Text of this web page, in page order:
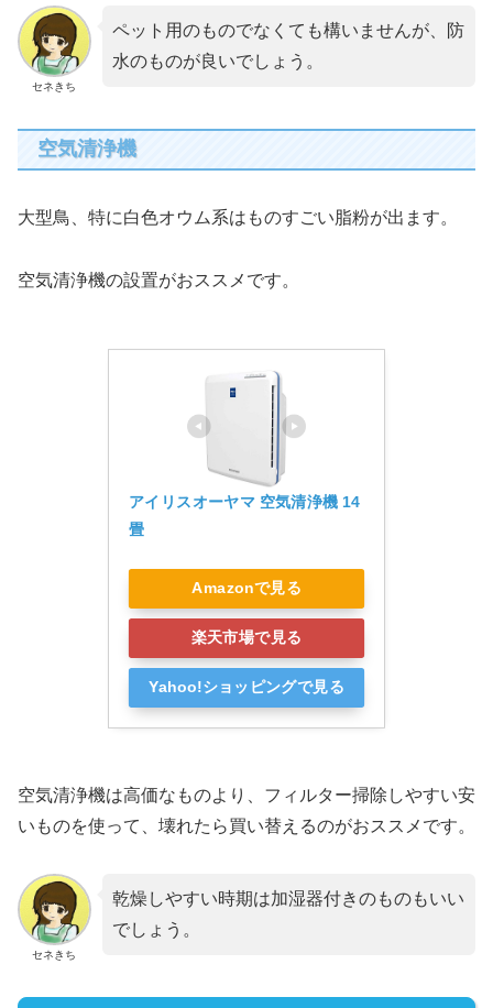
セネきち
ペット用のものでなくても構いませんが、防
水のものが良いでしょう。
空気清浄機
大型鳥、特に白色オウム系はものすごい脂粉が出ます。
空気清浄機の設置がおススメです。
アイリスオーヤマ 空気清浄機 14
畳
Amazonで見る
楽天市場で見る
Yahoo!ショッピングで見る
空気清浄機は高価なものより、フィルター掃除しやすい安
いものを使って、壊れたら買い替えるのがおススメです。
セネきち
乾燥しやすい時期は加湿器付きのものもいい
でしょう。